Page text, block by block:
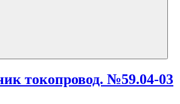
токопровод. №59.04-03